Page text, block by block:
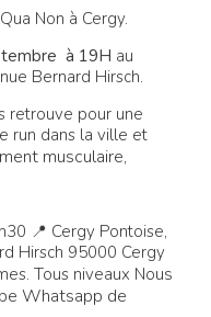
Non à Cergy.
à 19H au
Bernard Hirsch.
retrouve pour une
run dans la ville et
musculaire,
📍 Cergy Pontoise,
Hirsch 95000 Cergy
Tous niveaux Nous
Whatsapp de